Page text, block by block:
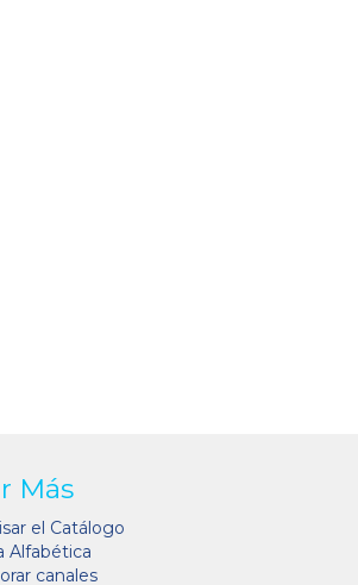
Más
el Catálogo
Alfabética
canales